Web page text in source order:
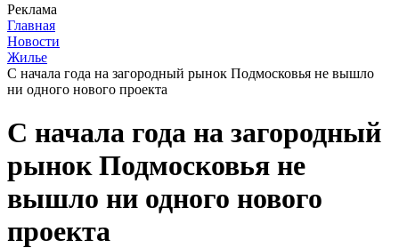
Реклама
Главная
Новости
Жилье
С начала года на загородный рынок Подмосковья не вышло
ни одного нового проекта
С начала года на загородный
рынок Подмосковья не
вышло ни одного нового
проекта